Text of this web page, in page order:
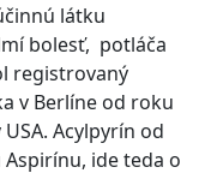
látku
bolesť, potláča
registrovaný
v Berlíne od roku
Acylpyrín od
ide teda o